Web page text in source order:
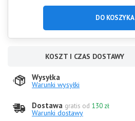
DO KOSZYKA
KOSZT I CZAS DOSTAWY
Wysyłka
Warunki wysyłki
Dostawa gratis od 130 zł
Warunki dostawy